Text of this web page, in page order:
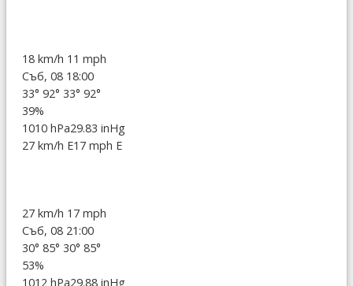
18 km/h 11 mph
Съб, 08 18:00
33° 92° 33° 92°
39%
1010 hPa29.83 inHg
27 km/h E17 mph E
27 km/h 17 mph
Съб, 08 21:00
30° 85° 30° 85°
53%
1012 hPa29.88 inHg